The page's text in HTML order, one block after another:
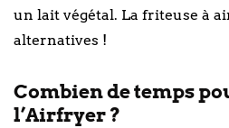
un lait végétal. La friteuse à
alternatives !
Combien de temps
l’Airfryer ?